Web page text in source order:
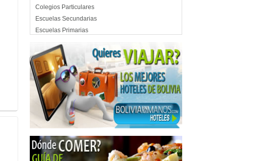
Colegios Particulares
Escuelas Secundarias
Escuelas Primarias
Escuelas Privadas
Inglés
Unidades Educativas
Hoteles
Hotels
Eventos
Convenciones
Centro de Convenciones
Blanqueamiento Dental
Consultorio Dental